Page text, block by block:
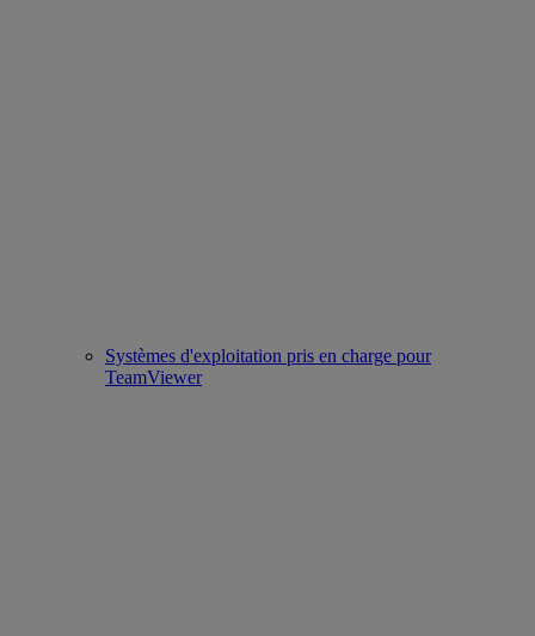
Systèmes d'exploitation pris en charge pour
TeamViewer